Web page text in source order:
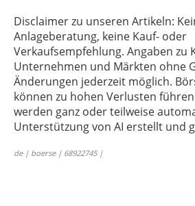
Disclaimer zu unseren Artikeln:
Anlageberatung, keine Kauf- oder
Verkaufsempfehlung. Angaben zu
Unternehmen und Märkten ohne
Änderungen jederzeit möglich.
können zu hohen Verlusten
werden ganz oder teilweise
Unterstützung von AI erstellt und
de | boerse | 68922745 |